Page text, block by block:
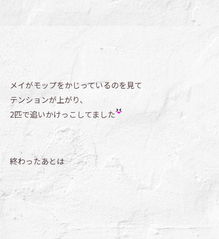
メイがモップをかじっているのを見て
テンションが上がり、
2匹で追いかけっこしてました
終わったあとは